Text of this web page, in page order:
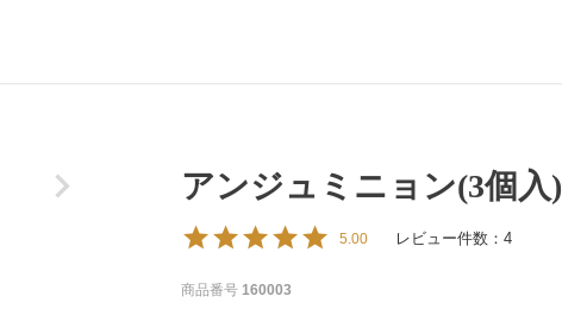
アンジュミニョン(3個入)
5.00 レビュー件数：4
商品番号 160003